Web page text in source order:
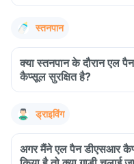
स्तनपान
क्या स्तनपान के दौरान एल
कैप्सूल सुरक्षित है?
ड्राइविंग
अगर मैंने एल पैन डीएसआर